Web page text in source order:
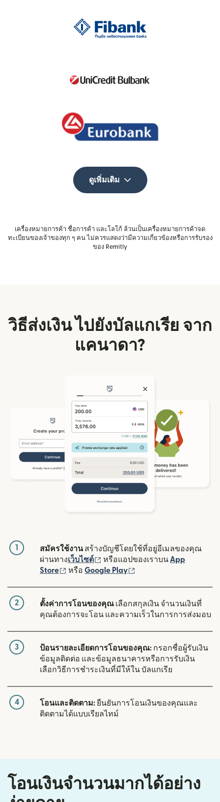
ดูเพิ่มเติม
เครื่องหมายการค้า ชื่อการค้า และโลโก้ ล้วนเป็นเครื่องหมายการค้าจด
ทะเบียนของเจ้าของทุก ๆ คน ไม่ควรแสดงว่ามีความเกี่ยวข้องหรือการรับรอง
ของ Remitly
วิธีส่งเงิน ไปยังบัลแกเรีย จาก
แคนาดา?
1 สมัครใช้งานสร้างบัญชีโดยใช้ที่อยู่อีเมลของคุณ
ผ่านทางเว็บไซต์ (เปิดในหน้าต่างใหม่)
หรือแอปของเราบนApp
Store
(เปิดในหน้าต่างใหม่)
หรือ Google Play
2 ตั้งค่าการโอนของคุณ เลือกสกุลเงิน จำนวนเงินที่
คุณต้องการจะโอน และความเร็วในการการส่งมอบ
3 ป้อนรายละเอียดการโอนของคุณ: กรอกชื่อผู้รับเงิน
ข้อมูลติดต่อ และข้อมูลธนาคารหรือการรับเงิน
เลือกวิธีการชำระเงินที่มีให้ใน บัลแกเรีย
4 โอนและติดตาม:ยืนยันการโอนเงินของคุณและ
ติดตามได้แบบเรียลไทม์
โอนเงินจำนวนมากได้อย่าง